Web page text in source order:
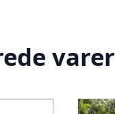
varer